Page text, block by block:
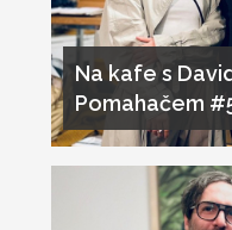
Na kafe s
Pomahačem